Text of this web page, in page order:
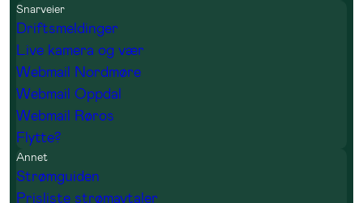
Snarveier
Driftsmeldinger
Live kamera og vær
Webmail Nordmøre
Webmail Oppdal
Webmail Røros
Flytte?
Annet
Strømguiden
Prisliste strømavtaler